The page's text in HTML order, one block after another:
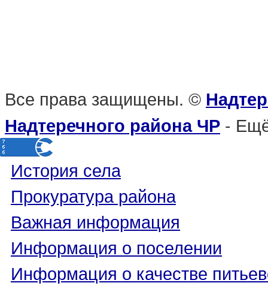
Все права защищены. ©
Надтеречного района ЧР -
История села
Прокуратура района
Важная информация
Информация о поселении
Информация о качестве